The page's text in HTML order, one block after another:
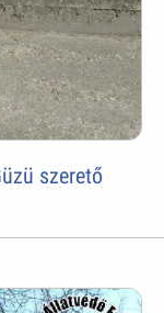
szerető